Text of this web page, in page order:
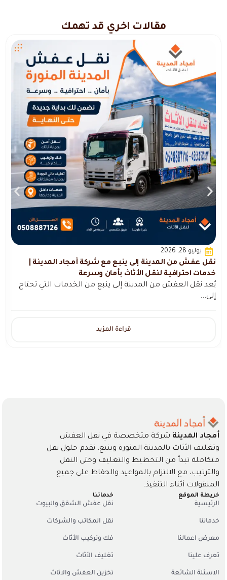
مقالات اخري قد تهمك
يوليو 28, 2026
نقل عفش من المدينة إلى ينبع مع شركة أمجاد المدينة |
خدمات احترافية لنقل الأثاث بأمان وسرعة
يُعد نقل العفش من المدينة إلى ينبع من الخدمات التي تحتاج
إلى...
قراءة المزيد
أمجاد المدينة شركة متخصصة في نقل العفش
وتغليف الأثاث بالمدينة المنورة وينبع، نقدم حلول نقل
متكاملة تبدأ من التخطيط والتغليف وحتى النقل
والترتيب، مع الالتزام بالمواعيد والحفاظ على جميع
المنقولات أثناء التنفيذ.
خريطة الموقع
الرئيسية
خدماتنا
معرض اعمالنا
تعرف علينا
الاسئلة الشائعة
خدماتنا
نقل عفش الشقق والبيوت
نقل المكاتب والشركات
فك وتركيب الأثاث
تغليف الأثاث
تخزين العفش والاثاث